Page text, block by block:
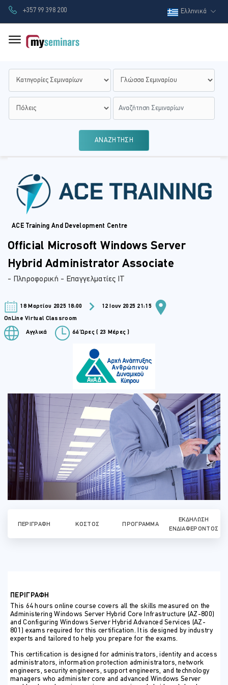
+357 99 398 200 Ελληνικά
ΑΝΑΖΗΤΗΣΗ
ACE Training And Development Centre
Official Microsoft Windows Server
Hybrid Administrator Associate
- Πληροφορική - Επαγγελματίες IT
18 Μαρτίου 2025 18:00
12 Ιουν 2025 21:15
OnLine Virtual Classroom
Αγγλικά 64 Ώρες ( 23 Μέρες )
ΠΕΡΙΓΡΑΦΉ ΚΌΣΤΟΣ ΠΡΌΓΡΑΜΜΑ
ΕΚΔΉΛΩΣΗ
ΕΝΔΙΑΦΈΡΟΝΤΟΣ
ΠΕΡΙΓΡΑΦΗ
This 64 hours online course covers all the skills measured on the
Administering Windows Server Hybrid Core Infrastructure (AZ-800)
and Configuring Windows Server Hybrid Advanced Services (AZ-
801) exams required for this certification. It is designed by industry
experts and tailored to help you prepare for the exams.
This certification is designed for administrators, identity and access
administrators, information protection administrators, network
engineers, security engineers, support engineers, and technology
managers who administer core and advanced Windows Server